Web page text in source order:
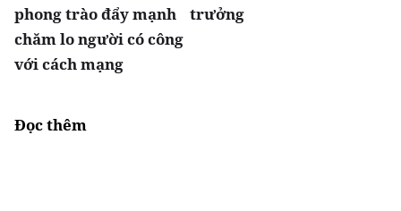
phong trào đẩy mạnh
chăm lo người có công
với cách mạng
trưởng
Đọc thêm